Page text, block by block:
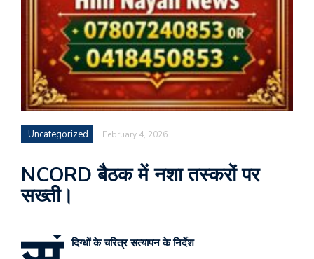
Uncategorized February 4, 2026
NCORD बैठक में नशा तस्करों पर
सख्ती।
दिग्धों के चरित्र सत्यापन के निर्देश